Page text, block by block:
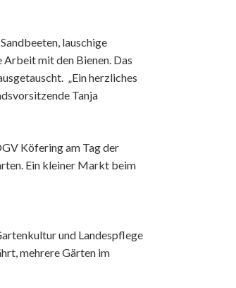
lauschige
Arbeit mit den Bienen. Das
„Ein herzliches
Tanja
Köfering am Tag der
Ein kleiner Markt beim
und Landespflege
mehrere Gärten im